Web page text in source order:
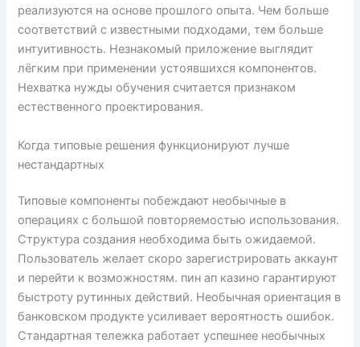
реализуются на основе прошлого опыта. Чем больше
соответствий с известными подходами, тем больше
интуитивность. Незнакомый приложение выглядит
лёгким при применении устоявшихся компонентов.
Нехватка нужды обучения считается признаком
естественного проектирования.
Когда типовые решения функционируют лучше
нестандартных
Типовые компоненты побеждают необычные в
операциях с большой повторяемостью использования.
Структура создания необходима быть ожидаемой.
Пользователь желает скоро зарегистрировать аккаунт
и перейти к возможностям. пин ап казино гарантируют
быстроту рутинных действий. Необычная ориентация в
банковском продукте усиливает вероятность ошибок.
Стандартная тележка работает успешнее необычных